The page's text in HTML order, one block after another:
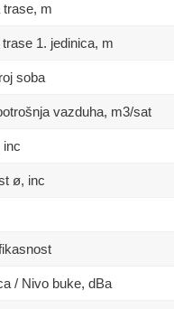
trase, m
1. jedinica, m
soba
vazduha, m3/sat
inc
ø, inc
/ Nivo buke, dBa